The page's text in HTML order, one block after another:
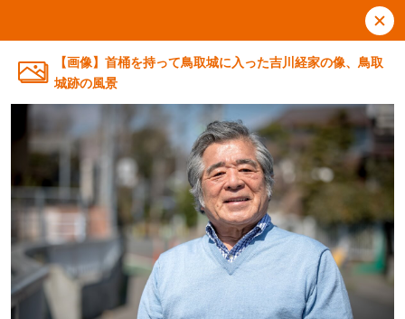
【画像】首桶を持って鳥取城に入った吉川経家の像、鳥取
城跡の風景